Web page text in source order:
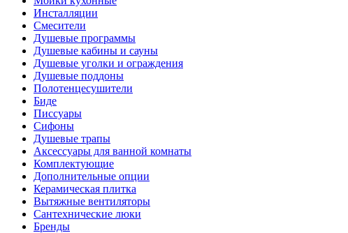
Инсталляции
Смесители
Душевые программы
Душевые кабины и сауны
Душевые уголки и ограждения
Душевые поддоны
Полотенцесушители
Биде
Писсуары
Сифоны
Душевые трапы
Аксессуары для ванной комнаты
Комплектующие
Дополнительные опции
Керамическая плитка
Вытяжные вентиляторы
Сантехнические люки
Бренды